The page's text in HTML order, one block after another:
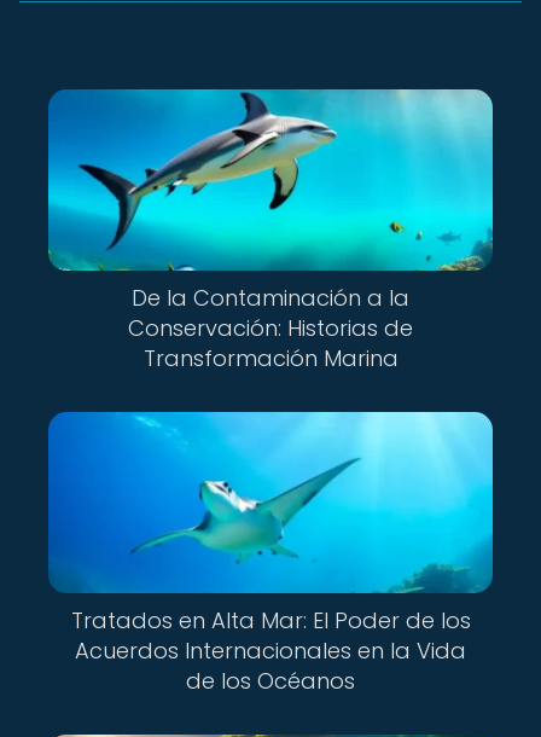
De la Contaminación a la
Conservación: Historias de
Transformación Marina
Tratados en Alta Mar: El Poder de los
Acuerdos Internacionales en la Vida
de los Océanos